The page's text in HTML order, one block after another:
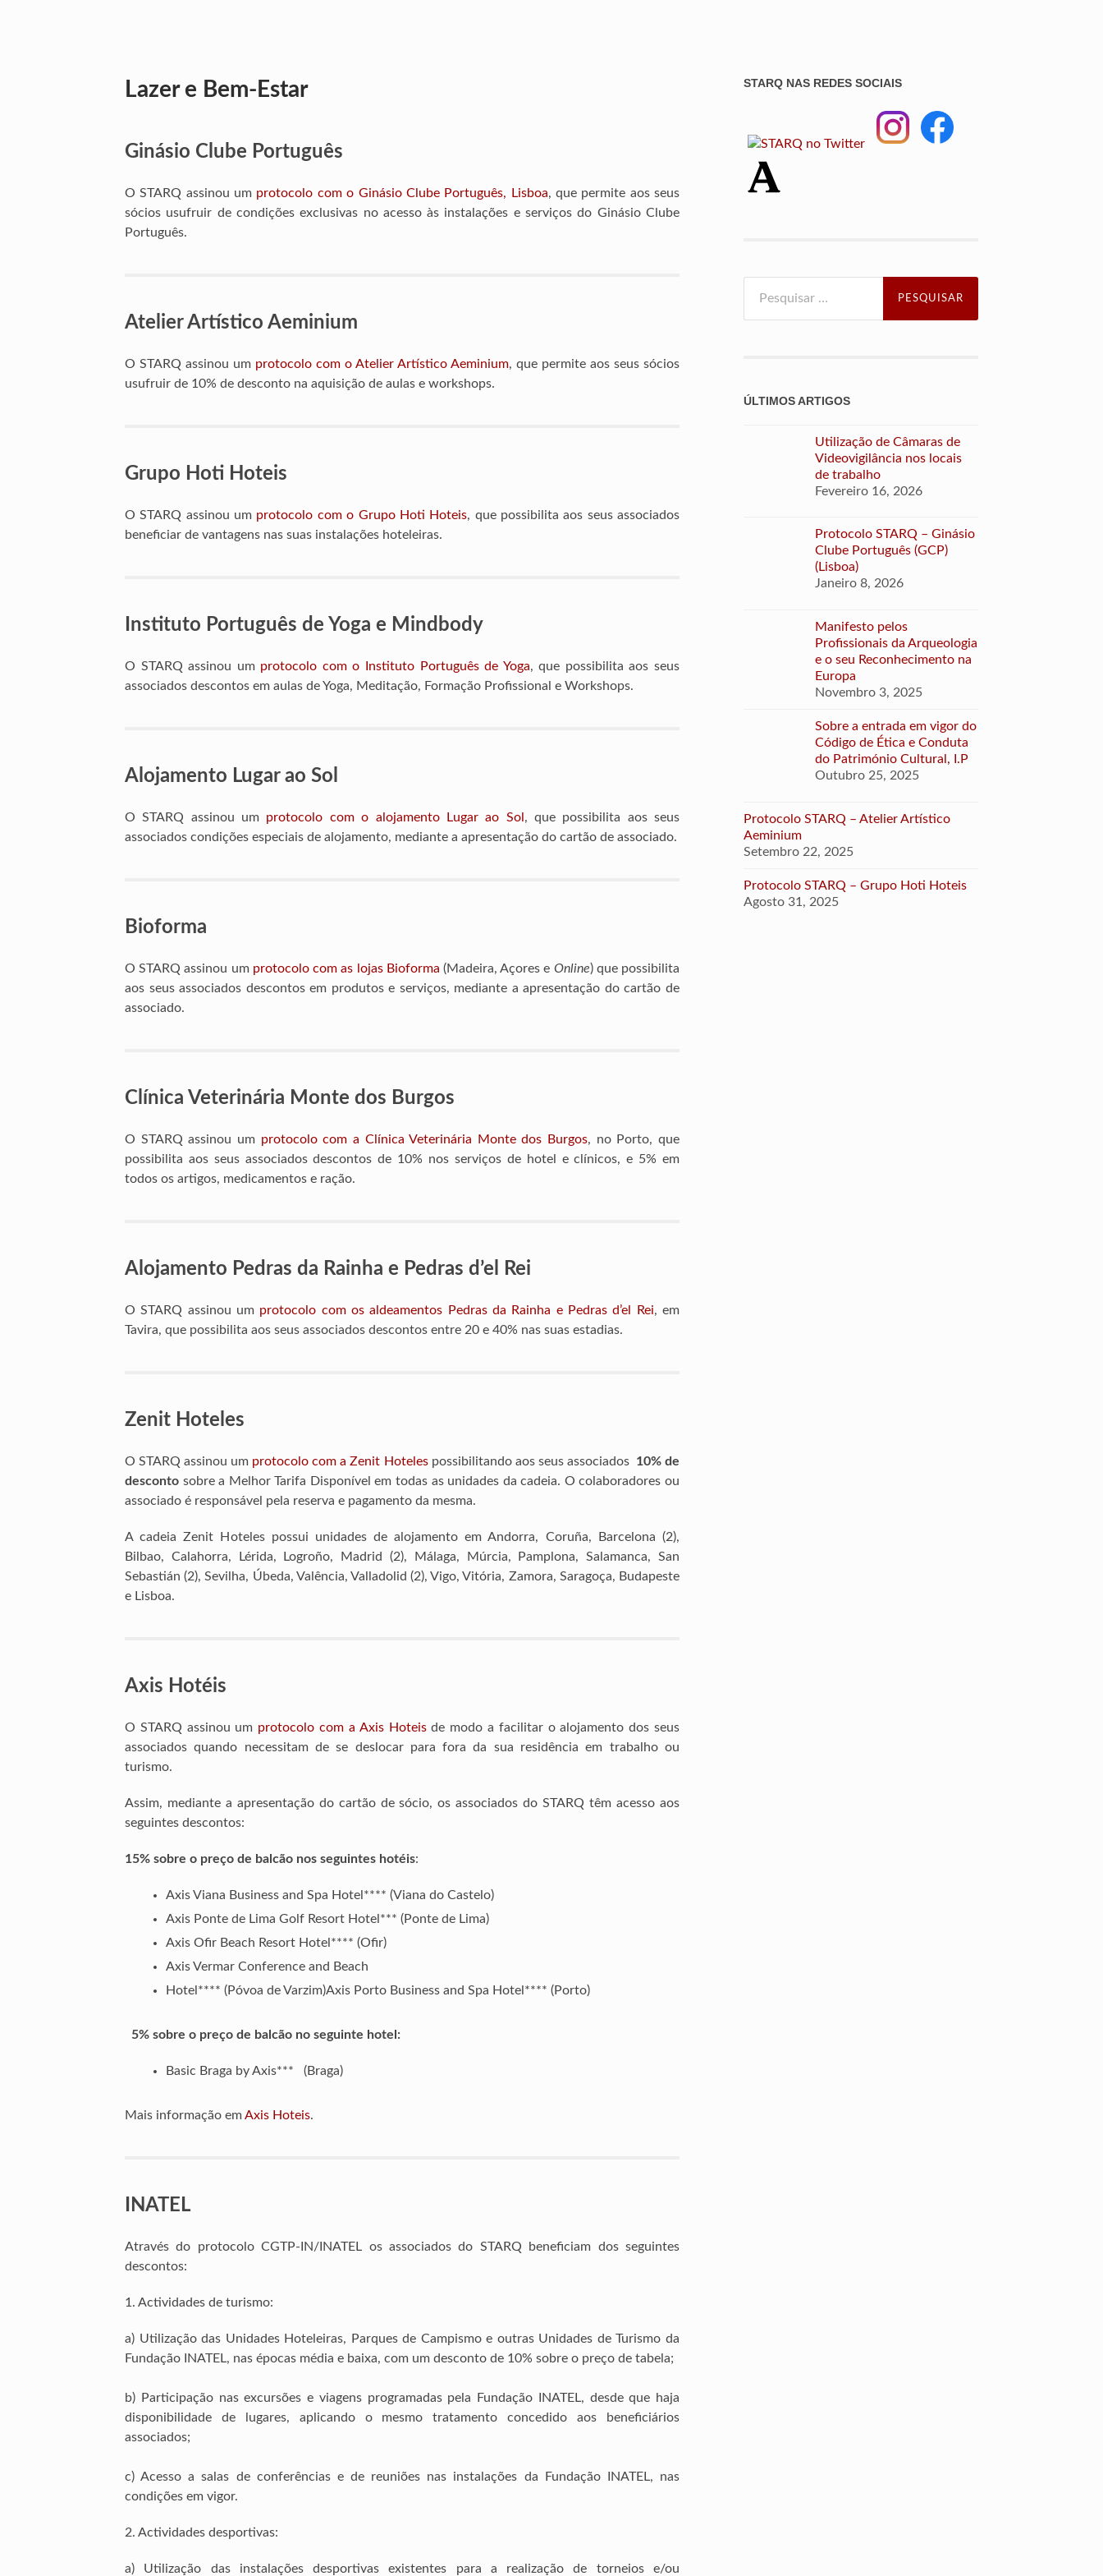
Lazer e Bem-Estar
Ginásio Clube Português
O STARQ assinou um protocolo com o Ginásio Clube Português, Lisboa, que permite aos seus
sócios usufruir de condições exclusivas no acesso às instalações e serviços do Ginásio Clube
Português.
Atelier Artístico Aeminium
O STARQ assinou um protocolo com o Atelier Artístico Aeminium, que permite aos seus sócios
usufruir de 10% de desconto na aquisição de aulas e workshops.
Grupo Hoti Hoteis
O STARQ assinou um protocolo com o Grupo Hoti Hoteis, que possibilita aos seus associados
beneficiar de vantagens nas suas instalações hoteleiras.
Instituto Português de Yoga e Mindbody
O STARQ assinou um protocolo com o Instituto Português de Yoga, que possibilita aos seus
associados descontos em aulas de Yoga, Meditação, Formação Profissional e Workshops.
Alojamento Lugar ao Sol
O STARQ assinou um protocolo com o alojamento Lugar ao Sol, que possibilita aos seus
associados condições especiais de alojamento, mediante a apresentação do cartão de associado.
Bioforma
O STARQ assinou um protocolo com as lojas Bioforma (Madeira, Açores e Online) que possibilita
aos seus associados descontos em produtos e serviços, mediante a apresentação do cartão de
associado.
Clínica Veterinária Monte dos Burgos
O STARQ assinou um protocolo com a Clínica Veterinária Monte dos Burgos, no Porto, que
possibilita aos seus associados descontos de 10% nos serviços de hotel e clínicos, e 5% em
todos os artigos, medicamentos e ração.
Alojamento Pedras da Rainha e Pedras d’el Rei
O STARQ assinou um protocolo com os aldeamentos Pedras da Rainha e Pedras d’el Rei, em
Tavira, que possibilita aos seus associados descontos entre 20 e 40% nas suas estadias.
Zenit Hoteles
O STARQ assinou um protocolo com a Zenit Hotelespossibilitando aos seus associados 10% de
desconto sobre a Melhor Tarifa Disponível em todas as unidades da cadeia. O colaboradores ou
associado é responsável pela reserva e pagamento da mesma.
A cadeia Zenit Hoteles possui unidades de alojamento em Andorra, Coruña, Barcelona (2),
Bilbao, Calahorra, Lérida, Logroño, Madrid (2), Málaga, Múrcia, Pamplona, Salamanca, San
Sebastián (2), Sevilha, Úbeda, Valência, Valladolid (2), Vigo, Vitória, Zamora, Saragoça, Budapeste
e Lisboa.
Axis Hotéis
O STARQ assinou um protocolo com a Axis Hoteisde modo a facilitar o alojamento dos seus
associados quando necessitam de se deslocar para fora da sua residência em trabalho ou
turismo.
Assim, mediante a apresentação do cartão de sócio, os associados do STARQ têm acesso aos
seguintes descontos:
15% sobre o preço de balcão nos seguintes hotéis:
Axis Viana Business and Spa Hotel**** (Viana do Castelo)
Axis Ponte de Lima Golf Resort Hotel*** (Ponte de Lima)
Axis Ofir Beach Resort Hotel**** (Ofir)
Axis Vermar Conference and Beach
Hotel**** (Póvoa de Varzim)Axis Porto Business and Spa Hotel**** (Porto)
5% sobre o preço de balcão no seguinte hotel:
Basic Braga by Axis*** (Braga)
Mais informação emAxis Hoteis.
INATEL
Através do protocolo CGTP-IN/INATEL os associados do STARQ beneficiam dos seguintes
descontos:
1. Actividades de turismo:
a) Utilização das Unidades Hoteleiras, Parques de Campismo e outras Unidades de Turismo da
Fundação INATEL, nas épocas média e baixa, com um desconto de 10% sobre o preço de tabela;
b) Participação nas excursões e viagens programadas pela Fundação INATEL, desde que haja
disponibilidade de lugares, aplicando o mesmo tratamento concedido aos beneficiários
associados;
c) Acesso a salas de conferências e de reuniões nas instalações da Fundação INATEL, nas
condições em vigor.
2. Actividades desportivas:
a) Utilização das instalações desportivas existentes para a realização de torneios e/ou
STARQ NAS REDES SOCIAIS
por:
ÚLTIMOS ARTIGOS
Utilização de Câmaras de
Videovigilância nos locais
de trabalho
Fevereiro 16, 2026
Protocolo STARQ – Ginásio
Clube Português (GCP)
(Lisboa)
Janeiro 8, 2026
Manifesto pelos
Profissionais da Arqueologia
e o seu Reconhecimento na
Europa
Novembro 3, 2025
Sobre a entrada em vigor do
Código de Ética e Conduta
do Património Cultural, I.P
Outubro 25, 2025
Protocolo STARQ – Atelier Artístico
Aeminium
Setembro 22, 2025
Protocolo STARQ – Grupo Hoti Hoteis
Agosto 31, 2025